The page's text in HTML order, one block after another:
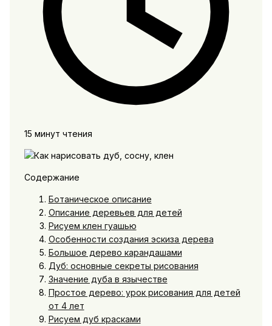
15 минут чтения
Содержание
Ботаническое описание
Описание деревьев для детей
Рисуем клен гуашью
Особенности создания эскиза дерева
Большое дерево карандашами
Дуб: основные секреты рисования
Значение дуба в язычестве
Простое дерево: урок рисования для детей
от 4 лет
Рисуем дуб красками